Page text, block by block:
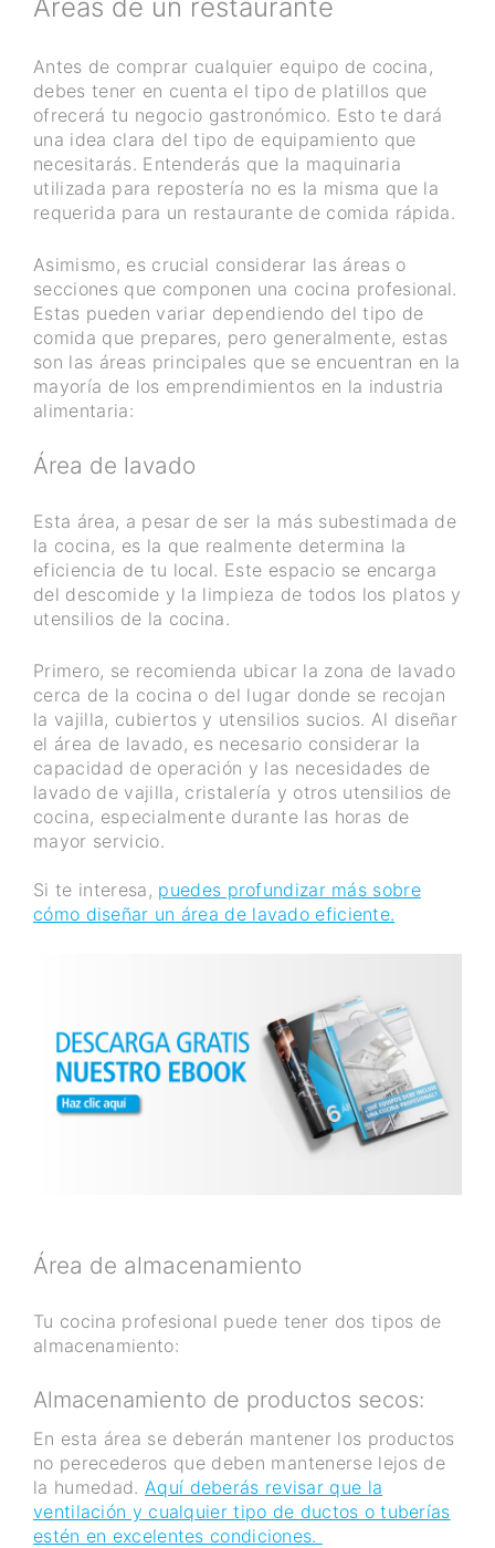
Áreas de un restaurante
Antes de comprar cualquier equipo de cocina,
debes tener en cuenta el tipo de platillos que
ofrecerá tu negocio gastronómico. Esto te dará
una idea clara del tipo de equipamiento que
necesitarás. Entenderás que la maquinaria
utilizada para repostería no es la misma que la
requerida para un restaurante de comida rápida.
Asimismo, es crucial considerar las áreas o
secciones que componen una cocina profesional.
Estas pueden variar dependiendo del tipo de
comida que prepares, pero generalmente, estas
son las áreas principales que se encuentran en la
mayoría de los emprendimientos en la industria
alimentaria:
Área de lavado
Esta área, a pesar de ser la más subestimada de
la cocina, es la que realmente determina la
eficiencia de tu local. Este espacio se encarga
del descomide y la limpieza de todos los platos y
utensilios de la cocina.
Primero, se recomienda ubicar la zona de lavado
cerca de la cocina o del lugar donde se recojan
la vajilla, cubiertos y utensilios sucios. Al diseñar
el área de lavado, es necesario considerar la
capacidad de operación y las necesidades de
lavado de vajilla, cristalería y otros utensilios de
cocina, especialmente durante las horas de
mayor servicio.
Si te interesa, puedes profundizar más sobre
cómo diseñar un área de lavado eficiente.
Área de almacenamiento
Tu cocina profesional puede tener dos tipos de
almacenamiento:
Almacenamiento de productos secos:
En esta área se deberán mantener los productos
no perecederos que deben mantenerse lejos de
la humedad. Aquí deberás revisar que la
ventilación y cualquier tipo de ductos o tuberías
estén en excelentes condiciones.